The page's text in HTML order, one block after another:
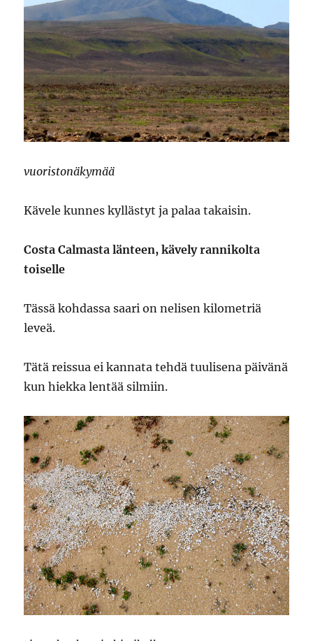
vuoristonäkymää
Kävele kunnes kyllästyt ja palaa takaisin.
Costa Calmasta länteen, kävely rannikolta
toiselle
Tässä kohdassa saari on nelisen kilometriä
leveä.
Tätä reissua ei kannata tehdä tuulisena päivänä
kun hiekka lentää silmiin.